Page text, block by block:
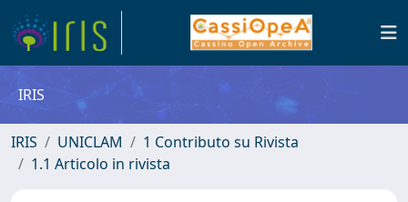
IRIS
IRIS UNICLAM
1 Contributo su Rivista
1.1 Articolo in rivista